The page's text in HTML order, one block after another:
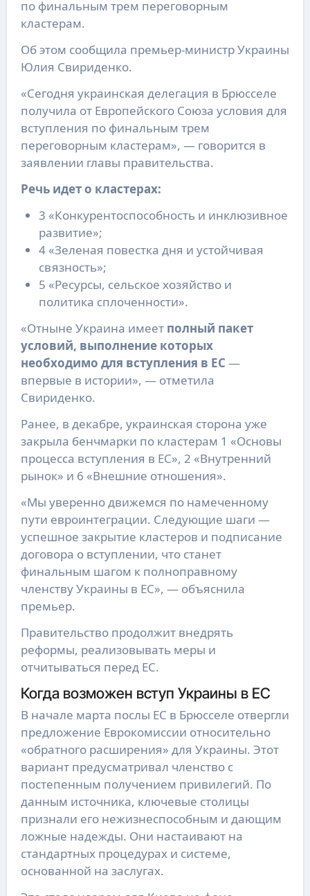
по финальным трем переговорным
кластерам.
Об этом сообщила премьер-министр Украины
Юлия Свириденко.
«Сегодня украинская делегация в Брюсселе
получила от Европейского Союза условия для
вступления по финальным трем
переговорным кластерам», — говорится в
заявлении главы правительства.
Речь идет о кластерах:
3 «Конкурентоспособность и инклюзивное
развитие»;
4 «Зеленая повестка дня и устойчивая
связность»;
5 «Ресурсы, сельское хозяйство и
политика сплоченности».
«Отныне Украина имеет полный пакет
условий, выполнение которых
необходимо для вступления в ЕС —
впервые в истории», — отметила
Свириденко.
Ранее, в декабре, украинская сторона уже
закрыла бенчмарки по кластерам 1 «Основы
процесса вступления в ЕС», 2 «Внутренний
рынок» и 6 «Внешние отношения».
«Мы уверенно движемся по намеченному
пути евроинтеграции. Следующие шаги —
успешное закрытие кластеров и подписание
договора о вступлении, что станет
финальным шагом к полноправному
членству Украины в ЕС», — объяснила
премьер.
Правительство продолжит внедрять
реформы, реализовывать меры и
отчитываться перед ЕС.
Когда возможен вступ Украины в ЕС
В начале марта послы ЕС в Брюсселе отвергли
предложение Еврокомиссии относительно
«обратного расширения» для Украины. Этот
вариант предусматривал членство с
постепенным получением привилегий. По
данным источника, ключевые столицы
признали его нежизнеспособным и дающим
ложные надежды. Они настаивают на
стандартных процедурах и системе,
основанной на заслугах.